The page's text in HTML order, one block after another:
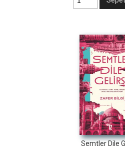
Semtler Dile